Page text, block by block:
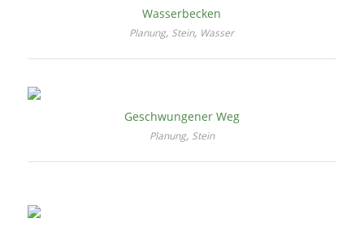
Wasserbecken
Planung, Stein, Wasser
Geschwungener Weg
Planung, Stein